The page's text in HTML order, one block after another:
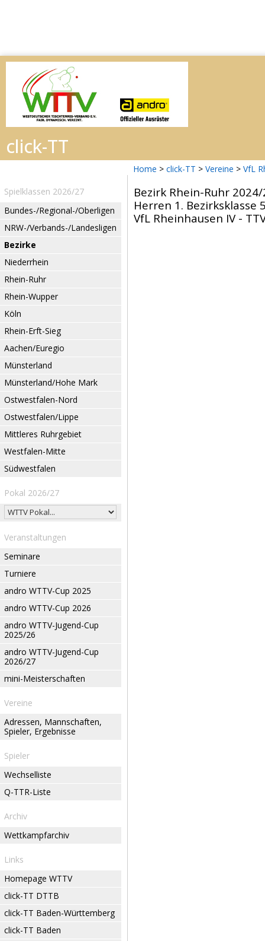
Home > click-TT > Vereine > VfL
Spielklassen 2026/27
Bundes-/Regional-/Oberligen
NRW-/Verbands-/Landesligen
Bezirke
Niederrhein
Rhein-Ruhr
Rhein-Wupper
Köln
Rhein-Erft-Sieg
Aachen/Euregio
Münsterland
Münsterland/Hohe Mark
Ostwestfalen-Nord
Ostwestfalen/Lippe
Mittleres Ruhrgebiet
Westfalen-Mitte
Südwestfalen
Pokal 2026/27
Veranstaltungen
Seminare
Turniere
andro WTTV-Cup 2025
andro WTTV-Cup 2026
andro WTTV-Jugend-Cup
2025/26
andro WTTV-Jugend-Cup
2026/27
mini-Meisterschaften
Vereine
Adressen, Mannschaften,
Spieler, Ergebnisse
Spieler
Wechselliste
Q-TTR-Liste
Archiv
Wettkampfarchiv
Links
Homepage WTTV
click-TT DTTB
click-TT Baden-Württemberg
click-TT Baden
Bezirk Rhein-Ruhr
Herren 1. Bezirksklasse
VfL Rheinhausen IV -